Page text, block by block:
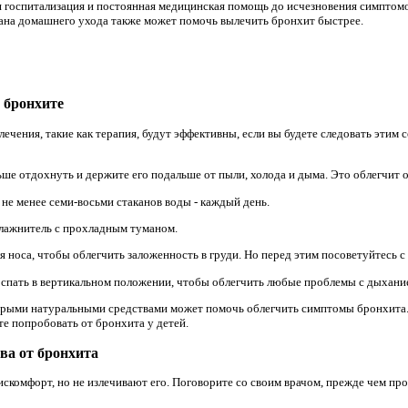
госпитализация и постоянная медицинская помощь до исчезновения
домашнего ухода также может помочь вылечить бронхит быстрее.
такие как терапия, будут эффективны, если вы будете следовать этим
отдохнуть и держите его подальше от пыли, холода и дыма. Это
менее семи-восьми стаканов воды - каждый день.
с прохладным туманом.
носа, чтобы облегчить заложенность в груди. Но перед этим посоветуйтесь
спать в вертикальном положении, чтобы облегчить любые проблемы с
натуральными средствами может помочь облегчить симптомы
попробовать от бронхита у детей.
от бронхита
но не излечивают его. Поговорите со своим врачом, прежде чем